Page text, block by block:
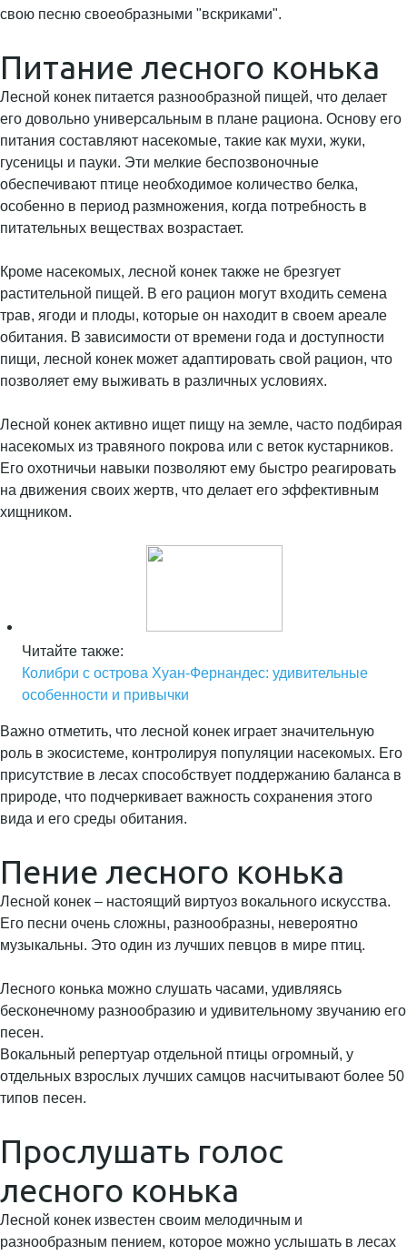
Питание лесного конька
Лесной конек питается разнообразной пищей, что делает
его довольно универсальным в плане рациона. Основу его
питания составляют насекомые, такие как мухи, жуки,
гусеницы и пауки. Эти мелкие беспозвоночные
обеспечивают птице необходимое количество белка,
особенно в период размножения, когда потребность в
питательных веществах возрастает.
Кроме насекомых, лесной конек также не брезгует
растительной пищей. В его рацион могут входить семена
трав, ягоди и плоды, которые он находит в своем ареале
обитания. В зависимости от времени года и доступности
пищи, лесной конек может адаптировать свой рацион, что
позволяет ему выживать в различных условиях.
Лесной конек активно ищет пищу на земле, часто подбирая
насекомых из травяного покрова или с веток кустарников.
Его охотничьи навыки позволяют ему быстро реагировать
на движения своих жертв, что делает его эффективным
хищником.
Читайте также:
Колибри с острова Хуан-Фернандес: удивительные
особенности и привычки
Важно отметить, что лесной конек играет значительную
роль в экосистеме, контролируя популяции насекомых. Его
присутствие в лесах способствует поддержанию баланса в
природе, что подчеркивает важность сохранения этого
вида и его среды обитания.
Пение лесного конька
Лесной конек – настоящий виртуоз вокального искусства.
Его песни очень сложны, разнообразны, невероятно
музыкальны. Это один из лучших певцов в мире птиц.
Лесного конька можно слушать часами, удивляясь
бесконечному разнообразию и удивительному звучанию его
песен.
Вокальный репертуар отдельной птицы огромный, у
отдельных взрослых лучших самцов насчитывают более 50
типов песен.
Прослушать голос
лесного конька
Лесной конек известен своим мелодичным и
разнообразным пением, которое можно услышать в лесах